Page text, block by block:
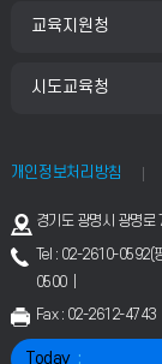
교육지원청
시도교육청
개인정보처리방침
주
소
경기도 광명시 광명
Tel : 02-2610-0592(
0500 |
Fax : 02-2612-4743
Today